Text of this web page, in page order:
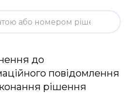
до
повідомлення
рішення